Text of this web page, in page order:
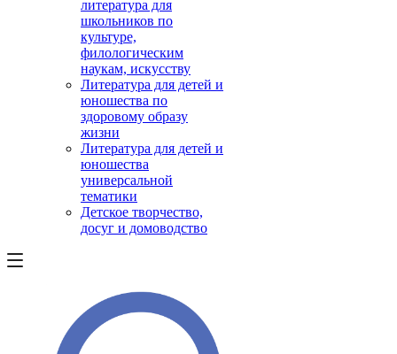
литература для
школьников по
культуре,
филологическим
наукам, искусству
Литература для детей и
юношества по
здоровому образу
жизни
Литература для детей и
юношества
универсальной
тематики
Детское творчество,
досуг и домоводство